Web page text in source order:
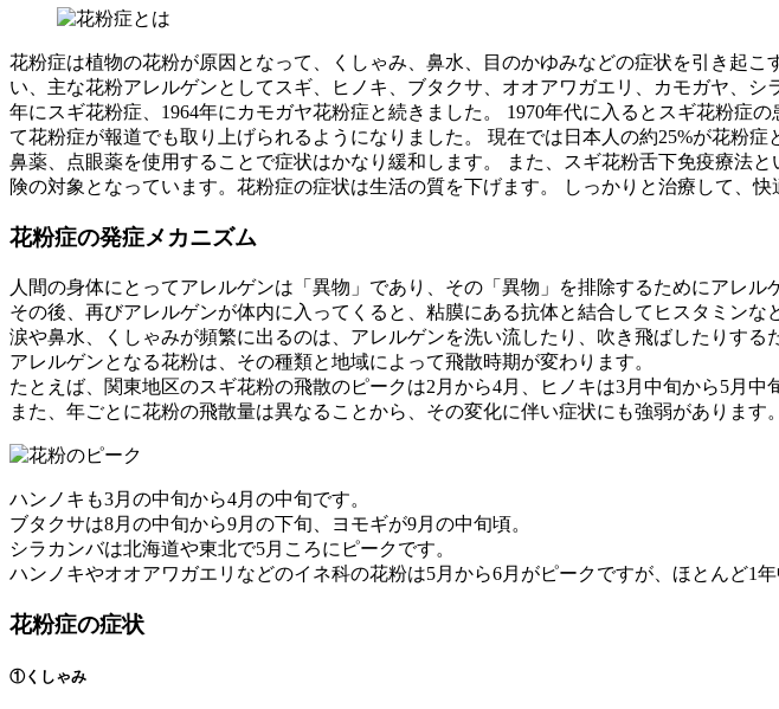
花粉症は植物の花粉が原因となって、くしゃみ、鼻水、目のかゆみなどの症状を引き起
い、主な花粉アレルゲンとしてスギ、ヒノキ、ブタクサ、オオアワガエリ、カモガヤ、
年にスギ花粉症、1964年にカモガヤ花粉症と続きました。 1970年代に入るとスギ花粉症
て花粉症が報道でも取り上げられるようになりました。 現在では日本人の約25%が花粉
鼻薬、点眼薬を使用することで症状はかなり緩和します。 また、スギ花粉舌下免疫療法
険の対象となっています。花粉症の症状は生活の質を下げます。 しっかりと治療して、快
花粉症の発症メカニズム
人間の身体にとってアレルゲンは「異物」であり、その「異物」を排除するためにアレル
その後、再びアレルゲンが体内に入ってくると、粘膜にある抗体と結合してヒスタミン
涙や鼻水、くしゃみが頻繁に出るのは、アレルゲンを洗い流したり、吹き飛ばしたりする
アレルゲンとなる花粉は、その種類と地域によって飛散時期が変わります。
たとえば、関東地区のスギ花粉の飛散のピークは2月から4月、ヒノキは3月中旬から5月中
また、年ごとに花粉の飛散量は異なることから、その変化に伴い症状にも強弱があります。
ハンノキも3月の中旬から4月の中旬です。
ブタクサは8月の中旬から9月の下旬、ヨモギが9月の中旬頃。
シラカンバは北海道や東北で5月ころにピークです。
ハンノキやオオアワガエリなどのイネ科の花粉は5月から6月がピークですが、ほとんど1年
花粉症の症状
①くしゃみ